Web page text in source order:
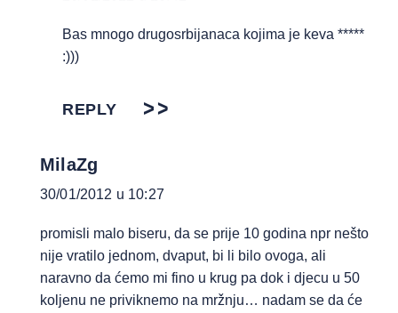
Bas mnogo drugosrbijanaca kojima je keva *****
:)))
REPLY
MilaZg
30/01/2012 u 10:27
promisli malo biseru, da se prije 10 godina npr nešto
nije vratilo jednom, dvaput, bi li bilo ovoga, ali
naravno da ćemo mi fino u krug pa dok i djecu u 50
koljenu ne priviknemo na mržnju… nadam se da će